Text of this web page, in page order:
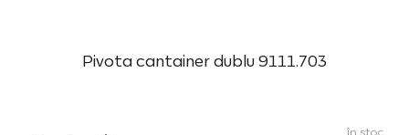
Pivota cantainer dublu 9111.703
în stoc